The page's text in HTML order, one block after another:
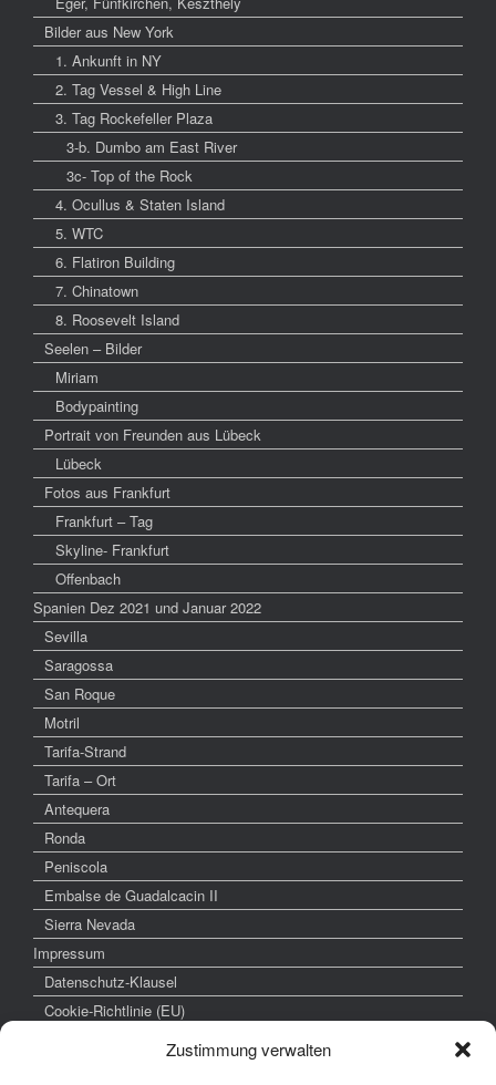
Zustimmung verwalten
Bilder aus New York
1. Ankunft in NY
2. Tag Vessel & High Line
3. Tag Rockefeller Plaza
3-b. Dumbo am East River
3c- Top of the Rock
4. Ocullus & Staten Island
5. WTC
6. Flatiron Building
7. Chinatown
8. Roosevelt Island
Seelen – Bilder
Miriam
Bodypainting
Portrait von Freunden aus Lübeck
Lübeck
Fotos aus Frankfurt
Frankfurt – Tag
Skyline- Frankfurt
Offenbach
Spanien Dez 2021 und Januar 2022
Sevilla
Saragossa
San Roque
Motril
Tarifa-Strand
Tarifa – Ort
Antequera
Ronda
Peniscola
Embalse de Guadalcacin II
Sierra Nevada
Impressum
Datenschutz-Klausel
Cookie-Richtlinie (EU)